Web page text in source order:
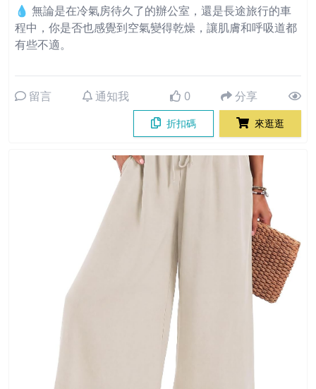
💧 無論是在冷氣房待久了的辦公室，還是長途旅行的車
程中，你是否也感覺到空氣變得乾燥，讓肌膚和呼吸道都
有些不適。
留言 通知我 0 分享
折扣碼 來逛逛